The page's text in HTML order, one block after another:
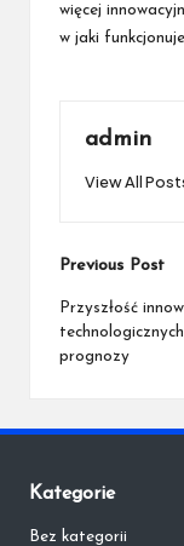
więcej
w jaki
admin
View All
Post
Previous Post
Przyszłość
prognozy
Kategorie
Bez kategorii